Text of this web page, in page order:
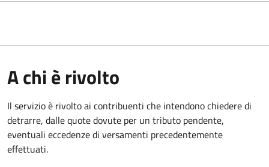
A chi è rivolto
Il servizio è rivolto ai contribuenti che intendono chiedere di
detrarre, dalle quote dovute per un tributo pendente,
eventuali eccedenze di versamenti precedentemente
effettuati.